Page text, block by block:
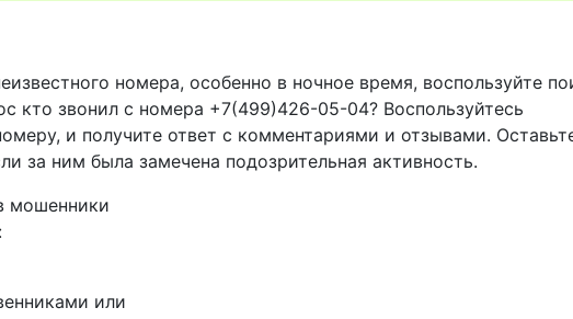
номера, особенно в ночное время, воспользуйте
кто звонил с номера +7(499)426-05-04? Воспользуйтесь
и получите ответ с комментариями и отзывами.
за ним была замечена подозрительная активность.
мошенники
или